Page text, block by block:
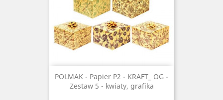
POLMAK - Papier P2 - KRAFT_ OG -
Zestaw 5 - kwiaty, grafika